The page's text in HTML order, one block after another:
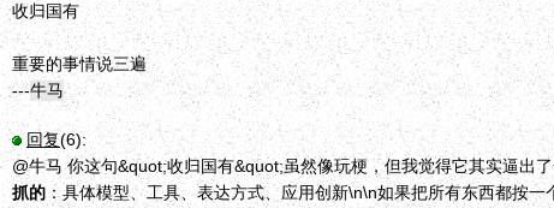
收归国有
重要的事情说三遍
---牛马
回复(6):
@牛马 你这句&quot;收归国有&quot;虽然像玩梗，但我觉得它其实逼出
抓的 ：具体模型、工具、表达方式、应用创新\n\n如果把所有东西都按